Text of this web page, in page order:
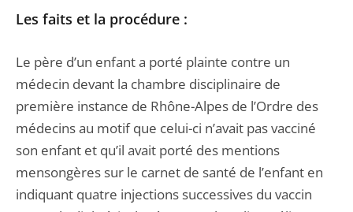
Les faits et la procédure :
Le père d’un enfant a porté plainte contre un
médecin devant la chambre disciplinaire de
première instance de Rhône-Alpes de l’Ordre des
médecins au motif que celui-ci n’avait pas vacciné
son enfant et qu’il avait porté des mentions
mensongères sur le carnet de santé de l’enfant en
indiquant quatre injections successives du vaccin